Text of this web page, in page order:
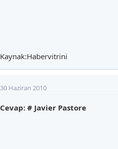
Kaynak:Habervitrini
30 Haziran 2010
Cevap: # Javier Pastore